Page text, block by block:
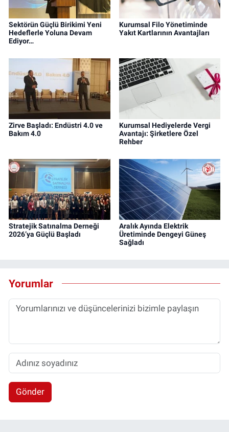
Sektörün Güçlü Birikimi Yeni
Hedeflerle Yoluna Devam
Ediyor…
Kurumsal Filo Yönetiminde
Yakıt Kartlarının Avantajları
Zirve Başladı: Endüstri 4.0 ve
Bakım 4.0
Kurumsal Hediyelerde Vergi
Avantajı: Şirketlere Özel
Rehber
Stratejik Satınalma Derneği
2026’ya Güçlü Başladı
Aralık Ayında Elektrik
Üretiminde Dengeyi Güneş
Sağladı
Yorumlar
Gönder